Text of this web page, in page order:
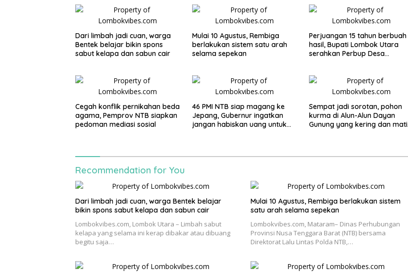
Dari limbah jadi cuan, warga
Bentek belajar bikin spons
sabut kelapa dan sabun cair
Mulai 10 Agustus, Rembiga
berlakukan sistem satu arah
selama sepekan
Perjuangan 15 tahun berbuah
hasil, Bupati Lombok Utara
serahkan Perbup Desa
Cegah konflik pernikahan beda
agama, Pemprov NTB siapkan
pedoman mediasi sosial
46 PMI NTB siap magang ke
Jepang, Gubernur ingatkan
jangan habiskan uang untuk
Sempat jadi sorotan, pohon
kurma di Alun-Alun Dayan
Gunung yang kering dan mati
Recommendation for You
Dari limbah jadi cuan, warga Bentek belajar
bikin spons sabut kelapa dan sabun cair
Lombokvibes.com, Lombok Utara – Limbah sabut
kelapa yang selama ini kerap dibakar atau dibuang
begitu saja…
Mulai 10 Agustus, Rembiga berlakukan sistem
satu arah selama sepekan
Lombokvibes.com, Mataram– Dinas Perhubungan
Provinsi Nusa Tenggara Barat (NTB) bersama
Direktorat Lalu Lintas Polda NTB,…